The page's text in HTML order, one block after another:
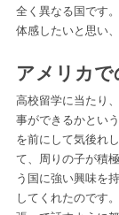
全く異なる国です
体感したいと思い
アメリカ
高校留学に当たり
事ができるかとい
を前にして気後れ
て、周りの子が積
う国に強い興味を
してくれたのです